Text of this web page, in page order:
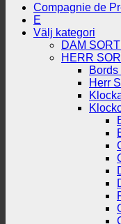
Compagnie de
E
Välj kategori
DAM
HERR
Herr